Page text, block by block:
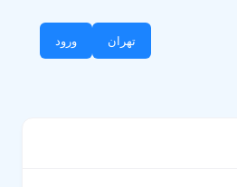
تهران ورود